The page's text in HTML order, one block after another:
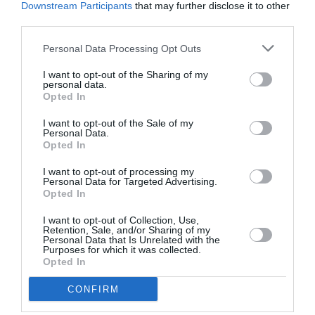
Downstream Participants that may further disclose it to other
Personal Data Processing Opt Outs
I want to opt-out of the Sharing of my
personal data.
Opted In
I want to opt-out of the Sale of my
Personal Data.
Opted In
I want to opt-out of processing my
Personal Data for Targeted Advertising.
Opted In
I want to opt-out of Collection, Use,
Retention, Sale, and/or Sharing of my
Personal Data that Is Unrelated with the
Purposes for which it was collected.
Opted In
CONFIRM
oricăror acte de violență și au oferit sprijin victimei și
familiei sale. Într-o declarație oficială, carabinierii au
cetățenilor și de a lua măsuri rapide și eficiente în
INFRACTIUNI
Articolul anterior
În Italia, o casă din trei este nelocuită, în
aceste zone sunt cele mai multe
Următorul articol
Aproape jumătate de kilogram de aur
confiscat de la o româncă pe Aeroportul
din Bologna